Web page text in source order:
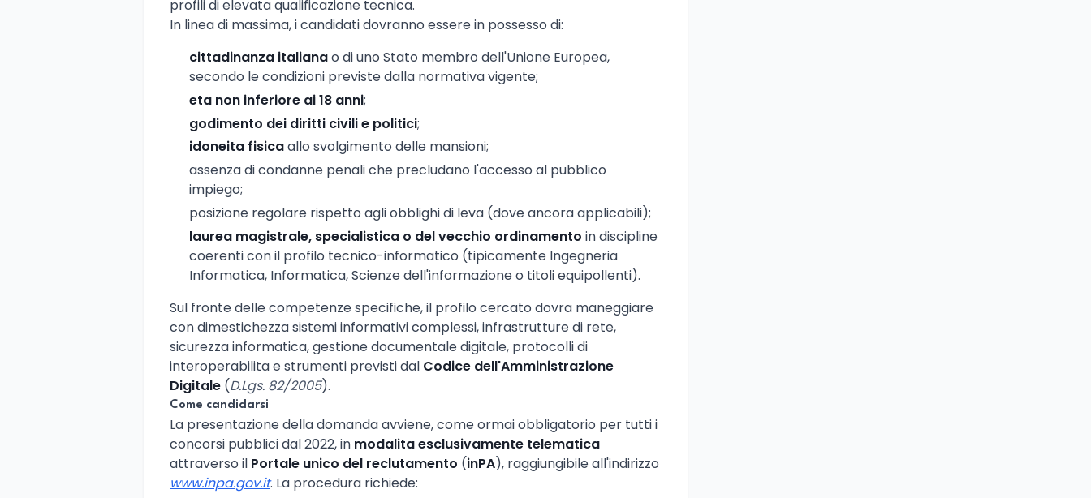
profili di elevata qualificazione tecnica.
In linea di massima, i candidati dovranno essere in possesso di:
cittadinanza italianao di uno Stato membro dell'Unione Europea,
secondo le condizioni previste dalla normativa vigente;
eta non inferiore ai 18 anni;
godimento dei diritti civili e politici;
idoneita fisicaallo svolgimento delle mansioni;
assenza di condanne penali che precludano l'accesso al pubblico
impiego;
posizione regolare rispetto agli obblighi di leva (dove ancora applicabili);
laurea magistrale, specialistica o del vecchio ordinamento in discipline
coerenti con il profilo tecnico-informatico (tipicamente Ingegneria
Informatica, Informatica, Scienze dell'informazione o titoli equipollenti).
Sul fronte delle competenze specifiche, il profilo cercato dovra maneggiare
con dimestichezza sistemi informativi complessi, infrastrutture di rete,
sicurezza informatica, gestione documentale digitale, protocolli di
interoperabilita e strumenti previsti dal Codice dell'Amministrazione
Digitale (D.Lgs. 82/2005).
Come candidarsi
La presentazione della domanda avviene, come ormai obbligatorio per tutti i
concorsi pubblici dal 2022, in modalita esclusivamente telematica
attraverso il Portale unico del reclutamento (inPA), raggiungibile all'indirizzo
www.inpa.gov.it. La procedura richiede: